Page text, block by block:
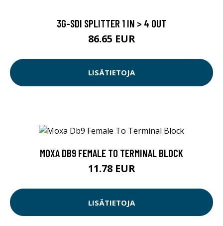
3G-SDI SPLITTER 1 IN > 4 OUT
86.65 EUR
LISÄTIETOJA
MOXA DB9 FEMALE TO TERMINAL BLOCK
11.78 EUR
LISÄTIETOJA